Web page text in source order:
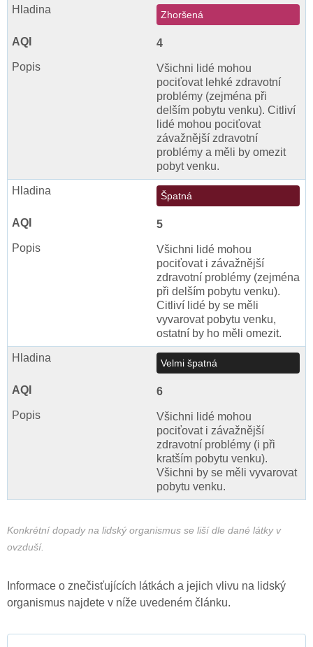
Zhoršená
4
Všichni lidé mohou
pociťovat lehké zdravotní
problémy (zejména při
delším pobytu venku). Citliví
lidé mohou pociťovat
závažnější zdravotní
problémy a měli by omezit
pobyt venku.
Špatná
5
Všichni lidé mohou
pociťovat i závažnější
zdravotní problémy (zejména
při delším pobytu venku).
Citliví lidé by se měli
vyvarovat pobytu venku,
ostatní by ho měli omezit.
Velmi špatná
6
Všichni lidé mohou
pociťovat i závažnější
zdravotní problémy (i při
kratším pobytu venku).
Všichni by se měli vyvarovat
pobytu venku.
Konkrétní dopady na lidský organismus se liší dle dané látky v
ovzduší.
Informace o znečisťujících látkách a jejich vlivu na lidský
organismus najdete v níže uvedeném článku.